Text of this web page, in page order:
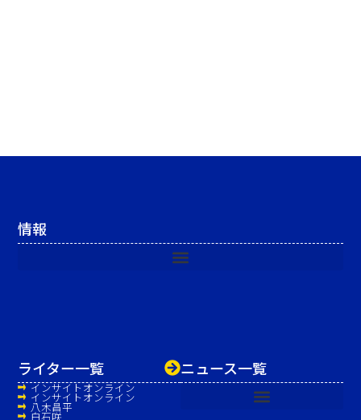
ニュース一覧
ライター一覧
インサイトオンライン
インサイトオンライン
八木昌平
白石咲
情報